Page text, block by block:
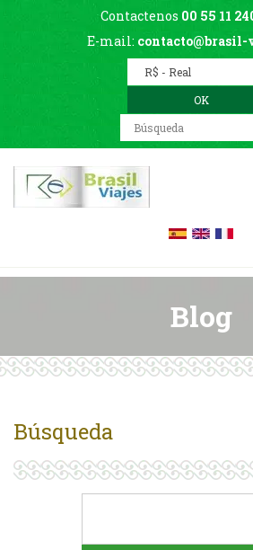
Contactenos 00 55 11
E-mail: contacto@brasil-
Blog
Búsqueda